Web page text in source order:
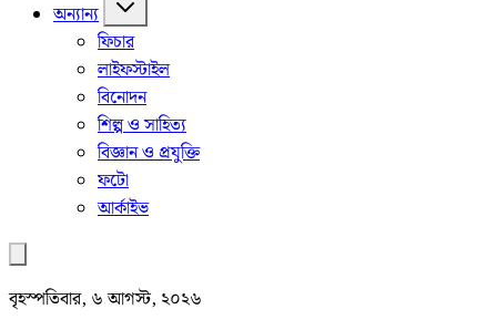
অন্যান্য
ফিচার
লাইফস্টাইল
বিনোদন
শিল্প ও সাহিত্য
বিজ্ঞান ও প্রযুক্তি
ফটো
আর্কাইভ
বৃহস্পতিবার, ৬ আগস্ট, ২০২৬